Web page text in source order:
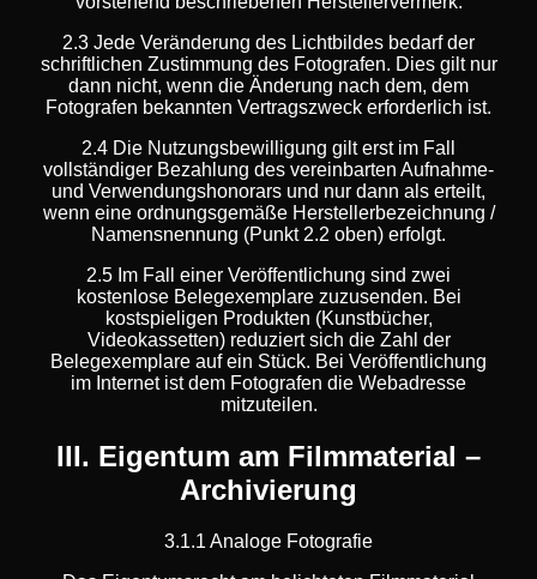
2.3 Jede Veränderung des Lichtbildes bedarf der
schriftlichen Zustimmung des Fotografen. Dies gilt nur
dann nicht, wenn die Änderung nach dem, dem
Fotografen bekannten Vertragszweck erforderlich ist.
2.4 Die Nutzungsbewilligung gilt erst im Fall
vollständiger Bezahlung des vereinbarten Aufnahme-
und Verwendungshonorars und nur dann als erteilt,
wenn eine ordnungsgemäße Herstellerbezeichnung /
Namensnennung (Punkt 2.2 oben) erfolgt.
2.5 Im Fall einer Veröffentlichung sind zwei
kostenlose Belegexemplare zuzusenden. Bei
kostspieligen Produkten (Kunstbücher,
Videokassetten) reduziert sich die Zahl der
Belegexemplare auf ein Stück. Bei Veröffentlichung
im Internet ist dem Fotografen die Webadresse
mitzuteilen.
III. Eigentum am Filmmaterial –
Archivierung
3.1.1 Analoge Fotografie